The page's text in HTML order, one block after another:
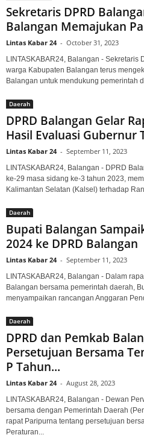
Sekretaris DPRD
Balangan Memajukan
Lintas Kabar 24 - October 31, 2023
LINTASKABAR24, Balangan - Sekretaris
warga Kabupaten Balangan terus
Balangan untuk mendukung pemerintah
Daerah
DPRD Balangan Gelar
Hasil Evaluasi Gubernur
Lintas Kabar 24 - September 11, 2023
LINTASKABAR24, Balangan - DPRD
ke-29 masa sidang ke-3 tahun 2023,
Kalimantan Selatan (Kalsel) terhadap
Daerah
Bupati Balangan
2024 ke DPRD Balangan
Lintas Kabar 24 - September 11, 2023
LINTASKABAR24, Balangan - Dalam
Balangan bersama pemerintah daerah,
menyampaikan rancangan Anggaran
Daerah
DPRD dan Pemkab
Persetujuan Bersama
P Tahun...
Lintas Kabar 24 - August 28, 2023
LINTASKABAR24, Balangan - Dewan
bersama dengan Pemerintah Daerah
rapat Paripurna tentang persetujuan
Peraturan...